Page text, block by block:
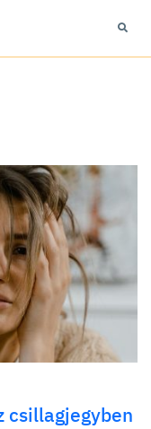
csillagjegyben